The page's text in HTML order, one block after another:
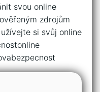
svou online
zdrojům
si svůj online